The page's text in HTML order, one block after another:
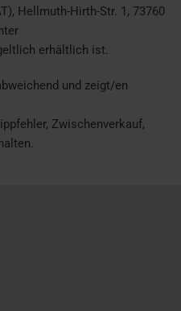
Hellmuth-Hirth-Str. 1, 73760
erhältlich ist.
und zeigt/en
Zwischenverkauf,